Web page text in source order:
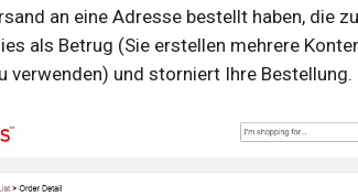
an eine Adresse bestellt haben, die
als Betrug (Sie erstellen mehrere
verwenden) und storniert Ihre Bestellung.